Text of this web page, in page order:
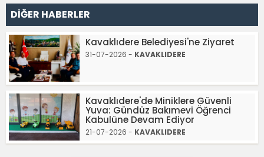
DİĞER HABERLER
Kavaklıdere Belediyesi'ne Ziyaret
31-07-2026 - KAVAKLIDERE
Kavaklıdere'de Miniklere Güvenli
Yuva: Gündüz Bakımevi Öğrenci
Kabulüne Devam Ediyor
21-07-2026 - KAVAKLIDERE